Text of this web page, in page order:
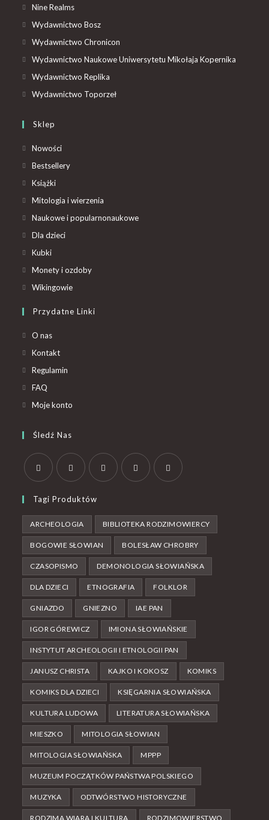
Nine Realms
Wydawnictwo Bosz
Wydawnictwo Chronicon
Wydawnictwo Naukowe Uniwersytetu Mikołaja Kopernika
Wydawnictwo Replika
Wydawnictwo Toporzeł
Sklep
Nowości
Bestsellery
Książki
Mitologia i wierzenia
Naukowe i popularnonaukowe
Dla dzieci
Kubki
Monety i ozdoby
Wikingowie
Przydatne Linki
O nas
Kontakt
Regulamin
FAQ
Moje konto
Śledź Nas
Tagi Produktów
ARCHEOLOGIA BIBLIOTEKA RODZIMOWIERCY
BOGOWIE SŁOWIAN BOLESŁAW CHROBRY
CZASOPISMO DEMONOLOGIA SŁOWIAŃSKA
DLA DZIECI ETNOGRAFIA FOLKLOR
GNIAZDO GNIEZNO IAE PAN
IGOR GÓREWICZ IMIONA SŁOWIAŃSKIE
INSTYTUT ARCHEOLOGII I ETNOLOGII PAN
JANUSZ CHRISTA KAJKO I KOKOSZ KOMIKS
KOMIKS DLA DZIECI KSIĘGARNIA SŁOWIAŃSKA
KULTURA LUDOWA LITERATURA SŁOWIAŃSKA
MIESZKO MITOLOGIA SŁOWIAN
MITOLOGIA SŁOWIAŃSKA MPPP
MUZEUM POCZĄTKÓW PAŃSTWA POLSKIEGO
MUZYKA ODTWÓRSTWO HISTORYCZNE
RODZIMA WIARA I KULTURA RODZIMOWIERSTWO